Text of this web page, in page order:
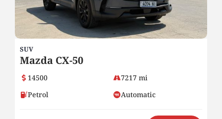
SUV
Mazda CX-50
14500
7217 mi
Petrol
Automatic